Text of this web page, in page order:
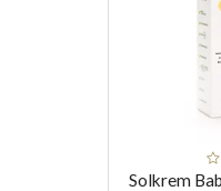
Solkrem